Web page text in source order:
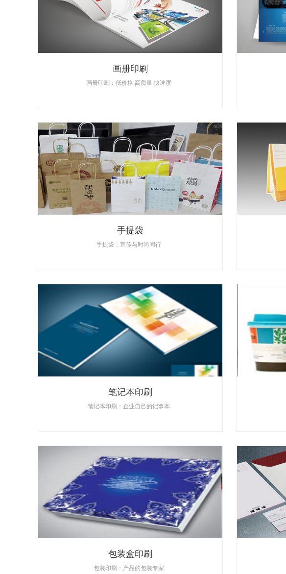
画册印刷
画册印刷：低价格,高质量,快速度
手提袋
手提袋：宣传与时尚同行
笔记本印刷
笔记本印刷：企业自己的记事本
包装盒印刷
包装印刷：产品的包装专家